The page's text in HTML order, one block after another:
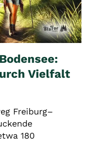
Vielfalt
Freiburg–
180